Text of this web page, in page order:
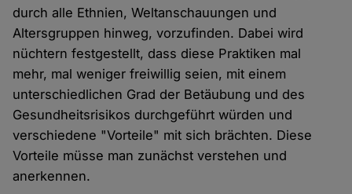
durch alle Ethnien, Weltanschauungen und
Altersgruppen hinweg, vorzufinden. Dabei wird
nüchtern festgestellt, dass diese Praktiken mal
mehr, mal weniger freiwillig seien, mit einem
unterschiedlichen Grad der Betäubung und des
Gesundheitsrisikos durchgeführt würden und
verschiedene "Vorteile" mit sich brächten. Diese
Vorteile müsse man zunächst verstehen und
anerkennen.